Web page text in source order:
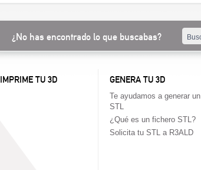
¿No has encontrado lo que buscabas?
IMPRIME TU 3D GENERA TU 3D
Te ayudamos a generar un
STL
¿Qué es un fichero STL?
Solicita tu STL a R3ALD